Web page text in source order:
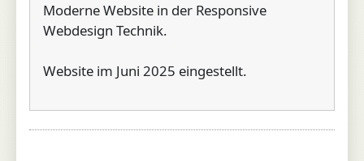
Moderne Website in der Responsive
Webdesign Technik.
Website im Juni 2025 eingestellt.